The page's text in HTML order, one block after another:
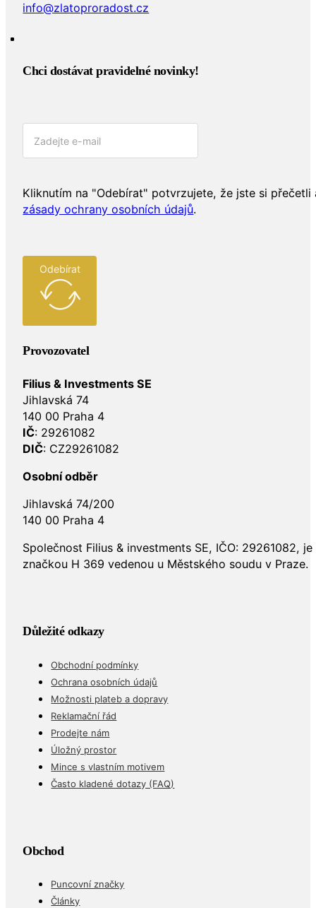
info@zlatoproradost.cz
Chci dostávat pravidelné novinky!​
Kliknutím na "Odebírat" potvrzujete, že jste si přečetli
zásady ochrany osobních údajů.
Odebírat
Provozovatel
Filius & Investments SE
Jihlavská 74
140 00 Praha 4
IČ: 29261082
DIČ: CZ29261082
Osobní odběr
Jihlavská 74/200
140 00 Praha 4
Společnost Filius & investments SE, IČO: 29261082,
značkou H 369 vedenou u Městského soudu v Praze.
Důležité odkazy
Obchodní podmínky
Ochrana osobních údajů
Možnosti plateb a dopravy
Reklamační řád
Prodejte nám
Úložný prostor
Mince s vlastním motivem
Často kladené dotazy (FAQ)
Obchod
Puncovní značky
Články